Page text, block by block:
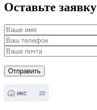
Оставьте заявку
ИКС 20